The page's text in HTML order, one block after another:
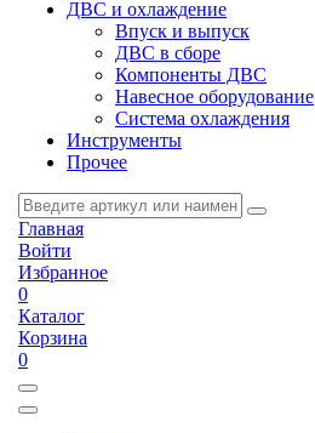
ДВС и охлаждение
Впуск и выпуск
ДВС в сборе
Компоненты ДВС
Навесное оборудование
Система охлаждения
Инструменты
Прочее
Главная
Войти
Избранное
0
Каталог
Корзина
0